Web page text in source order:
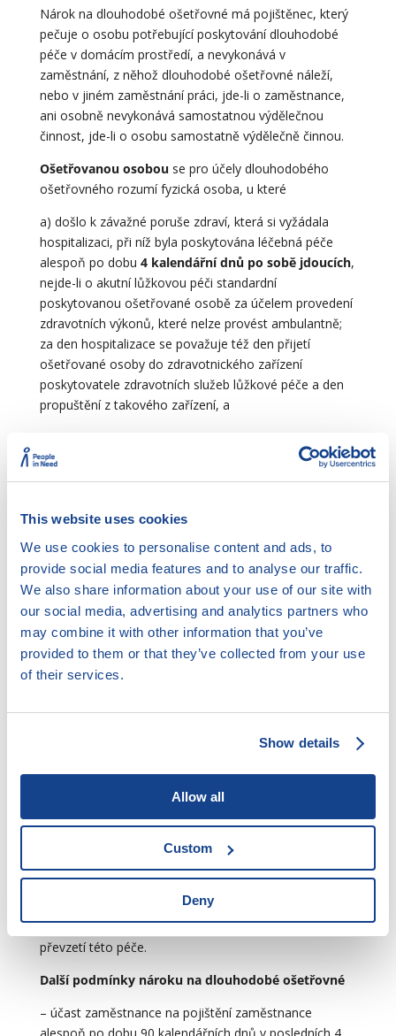
This website uses cookies
We use cookies to personalise content and ads, to
provide social media features and to analyse our traffic.
We also share information about your use of our site with
our social media, advertising and analytics partners who
may combine it with other information that you’ve
provided to them or that they’ve collected from your use
of their services.
Show details
Allow all
Custom
Deny
Nárok na dlouhodobé ošetřovné má pojištěnec, který
pečuje o osobu potřebující poskytování dlouhodobé
péče v domácím prostředí, a nevykonává v
zaměstnání, z něhož dlouhodobé ošetřovné náleží,
nebo v jiném zaměstnání práci, jde-li o zaměstnance,
ani osobně nevykonává samostatnou výdělečnou
činnost, jde-li o osobu samostatně výdělečně činnou.
Ošetřovanou osobouse pro účely dlouhodobého
ošetřovného rozumí fyzická osoba, u které
a) došlo k závažné poruše zdraví, která si vyžádala
hospitalizaci, při níž byla poskytována léčebná péče
alespoň po dobu 4 kalendářní dnů po sobě jdoucích,
nejde-li o akutní lůžkovou péči standardní
poskytovanou ošetřované osobě za účelem provedení
zdravotních výkonů, které nelze provést ambulantně;
za den hospitalizace se považuje též den přijetí
ošetřované osoby do zdravotnického zařízení
poskytovatele zdravotních služeb lůžkové péče a den
propuštění z takového zařízení, a
hospitalizace do domácího prostředí bude nezbytně
vyžadovat poskytování dlouhodobé péče po dobu
pojištěnec je
a) manželem (manželkou) ošetřované osoby nebo
registrovaným partnerem (registrovanou partnerkou)
ošetřované osoby,
b) příbuzným v linii přímé s ošetřovanou osobou nebo
je její sourozenec, tchyně, tchán, snacha, zeť, neteř,
(registrovanou partnerkou) nebo druhem (družkou)
fyzické osoby uvedené v písmenu b), nebo
d) druhem (družkou) ošetřované osoby nebo jinou
fyzickou osobou žijící s ošetřovanou osobou v
domácnosti. Druh/družka musí mít s ošetřovanou
osobou shodné místo trvalého pobytu a jde-li o
alespoň 3 měsíců bezprostředně předcházející dni
vzniku potřeby dlouhodobé péče nebo dni prvního
převzetí této péče.
Další podmínky nároku na dlouhodobé ošetřovné
– účast zaměstnance na pojištění zaměstnance